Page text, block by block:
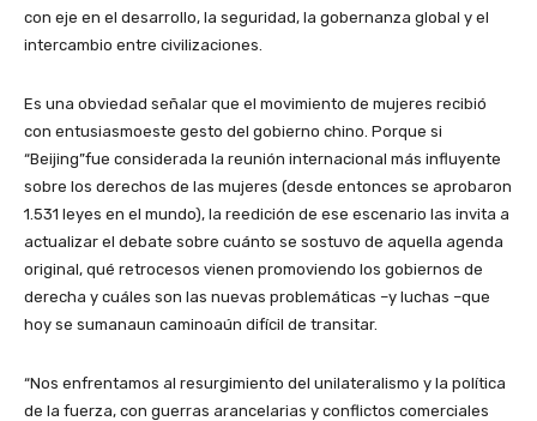
con eje en el desarrollo, la seguridad, la gobernanza global y el
intercambio entre civilizaciones.
Es una obviedad señalar que el movimiento de mujeres recibió
con entusiasmoeste gesto del gobierno chino. Porque si
“Beijing”fue considerada la reunión internacional más influyente
sobre los derechos de las mujeres (desde entonces se aprobaron
1.531 leyes en el mundo), la reedición de ese escenario las invita a
actualizar el debate sobre cuánto se sostuvo de aquella agenda
original, qué retrocesos vienen promoviendo los gobiernos de
derecha y cuáles son las nuevas problemáticas –y luchas –que
hoy se sumanaun caminoaún difícil de transitar.
“Nos enfrentamos al resurgimiento del unilateralismo y la política
de la fuerza, con guerras arancelarias y conflictos comerciales